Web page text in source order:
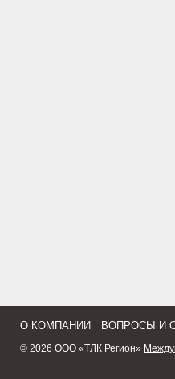
О КОМПАНИИ ВОПРОСЫ И
© 2026 ООО «ТЛК Регион»